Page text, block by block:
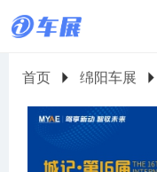
首页 绵阳车展